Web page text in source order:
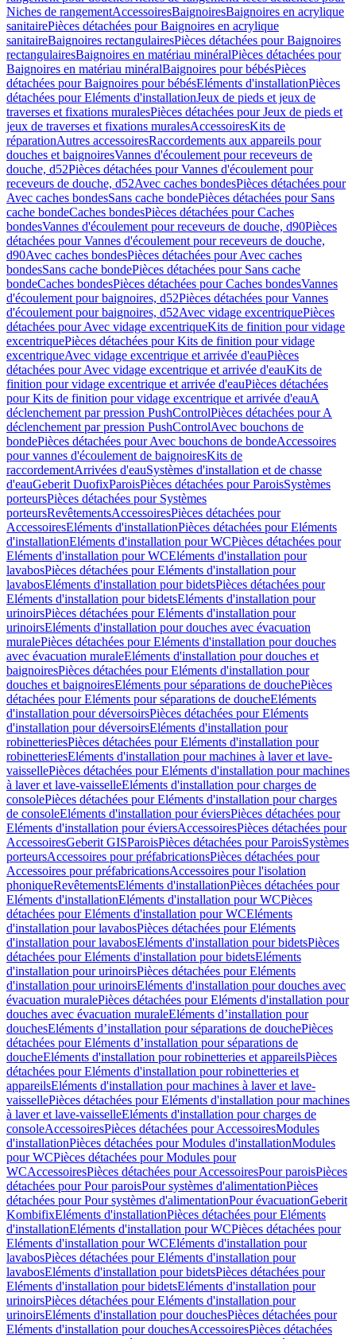
Niches de rangementAccessoiresBaignoiresBaignoires en acrylique
sanitairePièces détachées pour Baignoires en acrylique
sanitaireBaignoires rectangulairesPièces détachées pour Baignoires
rectangulairesBaignoires en matériau minéralPièces détachées pour
Baignoires en matériau minéralBaignoires pour bébésPièces
détachées pour Baignoires pour bébésEléments d'installationPièces
détachées pour Eléments d'installationJeux de pieds et jeux de
traverses et fixations muralesPièces détachées pour Jeux de pieds et
jeux de traverses et fixations muralesAccessoiresKits de
réparationAutres accessoiresRaccordements aux appareils pour
douches et baignoiresVannes d'écoulement pour receveurs de
douche, d52Pièces détachées pour Vannes d'écoulement pour
receveurs de douche, d52Avec caches bondesPièces détachées pour
Avec caches bondesSans cache bondePièces détachées pour Sans
cache bondeCaches bondesPièces détachées pour Caches
bondesVannes d'écoulement pour receveurs de douche, d90Pièces
détachées pour Vannes d'écoulement pour receveurs de douche,
d90Avec caches bondesPièces détachées pour Avec caches
bondesSans cache bondePièces détachées pour Sans cache
bondeCaches bondesPièces détachées pour Caches bondesVannes
d'écoulement pour baignoires, d52Pièces détachées pour Vannes
d'écoulement pour baignoires, d52Avec vidage excentriquePièces
détachées pour Avec vidage excentriqueKits de finition pour vidage
excentriquePièces détachées pour Kits de finition pour vidage
excentriqueAvec vidage excentrique et arrivée d'eauPièces
détachées pour Avec vidage excentrique et arrivée d'eauKits de
finition pour vidage excentrique et arrivée d'eauPièces détachées
pour Kits de finition pour vidage excentrique et arrivée d'eauA
déclenchement par pression PushControlPièces détachées pour A
déclenchement par pression PushControlAvec bouchons de
bondePièces détachées pour Avec bouchons de bondeAccessoires
pour vannes d'écoulement de baignoiresKits de
raccordementArrivées d'eauSystèmes d'installation et de chasse
d'eauGeberit DuofixParoisPièces détachées pour ParoisSystèmes
porteursPièces détachées pour Systèmes
porteursRevêtementsAccessoiresPièces détachées pour
AccessoiresEléments d'installationPièces détachées pour Eléments
d'installationEléments d'installation pour WCPièces détachées pour
Eléments d'installation pour WCEléments d'installation pour
lavabosPièces détachées pour Eléments d'installation pour
lavabosEléments d'installation pour bidetsPièces détachées pour
Eléments d'installation pour bidetsEléments d'installation pour
urinoirsPièces détachées pour Eléments d'installation pour
urinoirsEléments d'installation pour douches avec évacuation
muralePièces détachées pour Eléments d'installation pour douches
avec évacuation muraleEléments d'installation pour douches et
baignoiresPièces détachées pour Eléments d'installation pour
douches et baignoiresEléments pour séparations de douchePièces
détachées pour Eléments pour séparations de doucheEléments
d'installation pour déversoirsPièces détachées pour Eléments
d'installation pour déversoirsEléments d'installation pour
robinetteriesPièces détachées pour Eléments d'installation pour
robinetteriesEléments d'installation pour machines à laver et lave-
vaissellePièces détachées pour Eléments d'installation pour machines
à laver et lave-vaisselleEléments d'installation pour charges de
consolePièces détachées pour Eléments d'installation pour charges
de consoleEléments d'installation pour éviersPièces détachées pour
Eléments d'installation pour éviersAccessoiresPièces détachées pour
AccessoiresGeberit GISParoisPièces détachées pour ParoisSystèmes
porteursAccessoires pour préfabricationsPièces détachées pour
Accessoires pour préfabricationsAccessoires pour l'isolation
phoniqueRevêtementsEléments d'installationPièces détachées pour
Eléments d'installationEléments d'installation pour WCPièces
détachées pour Eléments d'installation pour WCEléments
d'installation pour lavabosPièces détachées pour Eléments
d'installation pour lavabosEléments d'installation pour bidetsPièces
détachées pour Eléments d'installation pour bidetsEléments
d'installation pour urinoirsPièces détachées pour Eléments
d'installation pour urinoirsEléments d'installation pour douches avec
évacuation muralePièces détachées pour Eléments d'installation pour
douches avec évacuation muraleEléments d’installation pour
douchesEléments d’installation pour séparations de douchePièces
détachées pour Eléments d’installation pour séparations de
doucheEléments d'installation pour robinetteries et appareilsPièces
détachées pour Eléments d'installation pour robinetteries et
appareilsEléments d'installation pour machines à laver et lave-
vaissellePièces détachées pour Eléments d'installation pour machines
à laver et lave-vaisselleEléments d'installation pour charges de
consoleAccessoiresPièces détachées pour AccessoiresModules
d'installationPièces détachées pour Modules d'installationModules
pour WCPièces détachées pour Modules pour
WCAccessoiresPièces détachées pour AccessoiresPour paroisPièces
détachées pour Pour paroisPour systèmes d'alimentationPièces
détachées pour Pour systèmes d'alimentationPour évacuationGeberit
KombifixEléments d'installationPièces détachées pour Eléments
d'installationEléments d'installation pour WCPièces détachées pour
Eléments d'installation pour WCEléments d'installation pour
lavabosPièces détachées pour Eléments d'installation pour
lavabosEléments d'installation pour bidetsPièces détachées pour
Eléments d'installation pour bidetsEléments d'installation pour
urinoirsPièces détachées pour Eléments d'installation pour
urinoirsEléments d'installation pour douchesPièces détachées pour
Eléments d'installation pour douchesAccessoiresPièces détachées